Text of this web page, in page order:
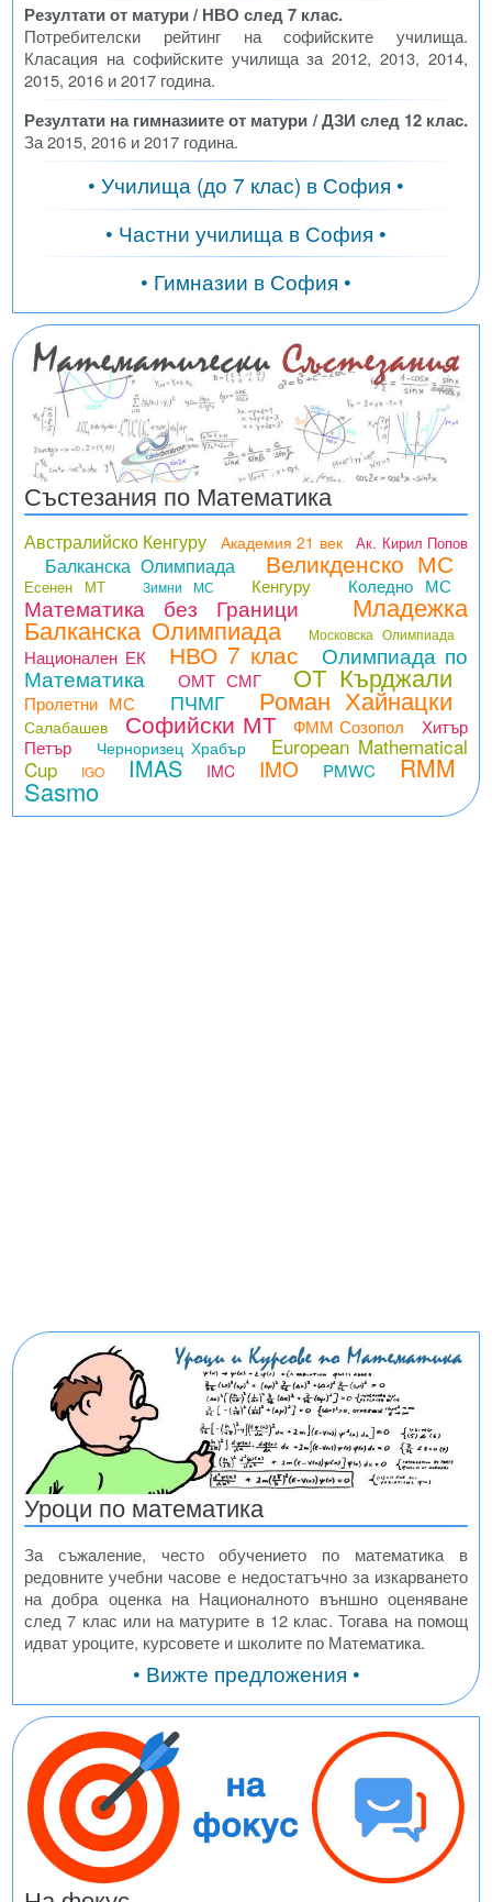
Резултати от матури / НВО след 7 клас.
Потребителски рейтинг на софийските училища.
Класация на софийските училища за 2012, 2013, 2014,
2015, 2016 и 2017 година.
Резултати на гимназиите от матури / ДЗИ след 12 клас.
За 2015, 2016 и 2017 година.
• Училища (до 7 клас) в София •
• Частни училища в София •
• Гимназии в София •
Състезания по Математика
Австралийско Кенгуру Академия 21 век Ак. Кирил Попов
Балканска Олимпиада Великденско МС
Есенен МТ Зимни МС Кенгуру Коледно МС
Математика без Граници Младежка
Балканска Олимпиада Московска Олимпиада
Национален ЕК НВО 7 клас Олимпиада по
Математика ОМТ СМГ ОТ Кърджали
Пролетни МС ПЧМГ Роман Хайнацки
Салабашев Софийски МТ ФММ Созопол
Хитър
Петър
Черноризец Храбър
European Mathematical
Cup
IGO IMAS IMC IMO PMWC RMM
Sasmo
Уроци по математика
За съжаление, често обучението по математика в
редовните учебни часове е недостатъчно за изкарването
на добра оценка на Националното външно оценяване
след 7 клас или на матурите в 12 клас. Тогава на помощ
идват уроците, курсовете и школите по Математика.
• Вижте предложения •